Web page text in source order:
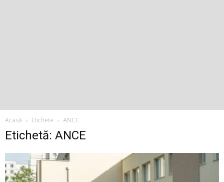
Acasă Etichete ANCE
Etichetă: ANCE